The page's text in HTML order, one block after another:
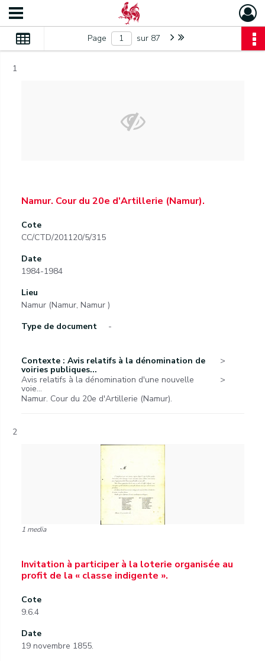
Page sur 87
1
Namur. Cour du 20e d'Artillerie (Namur).
Cote
CC/CTD/201120/5/315
Date
1984-1984
Lieu
Namur (Namur, Namur )
Type de document
-
Contexte : Avis relatifs à la dénomination de
voiries publiques...
Avis relatifs à la dénomination d'une nouvelle
voie...
Namur. Cour du 20e d'Artillerie (Namur).
2
1 media
Invitation à participer à la loterie organisée au
profit de la « classe indigente ».
Cote
9.6.4
Date
19 novembre 1855.